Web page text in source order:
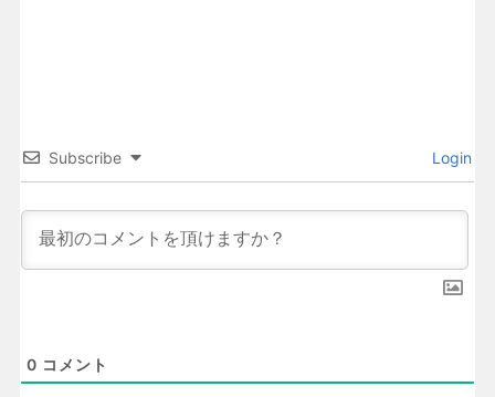
Subscribe Login
0 コメント